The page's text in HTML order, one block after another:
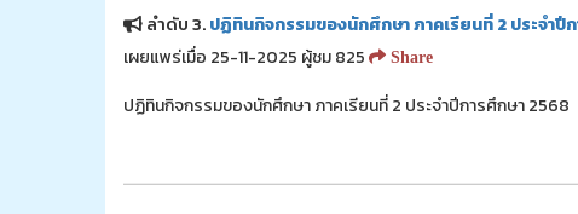
ลำดับ 3.ปฏิทินกิจกรรมของนักศึกษา ภาคเรียนที่ 2 ประจำปี
เผยแพร่เมื่อ 25-11-2025 ผู้ชม 825
Share
ปฏิทินกิจกรรมของนักศึกษา ภาคเรียนที่ 2 ประจำปีการศึกษา 2568